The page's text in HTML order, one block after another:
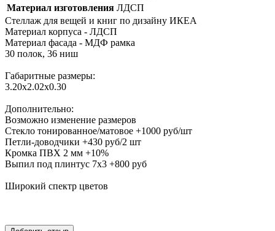
Материал изготовления ЛДСП
Стеллаж для вещей и книг по дизайну ИКЕА
Материал корпуса - ЛДСП
Материал фасада - МДФ рамка
30 полок, 36 ниш
Габаритные размеры:
3.20х2.02х0.30
Дополнительно:
Возможно изменение размеров
Стекло тонированное/матовое +1000 руб/шт
Петли-доводчики +430 руб/2 шт
Кромка ПВХ 2 мм +10%
Выпил под плинтус 7х3 +800 руб
Широкий спектр цветов